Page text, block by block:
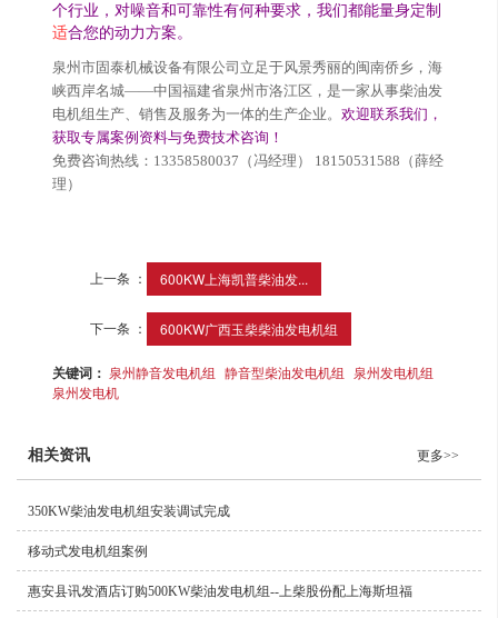
个行业，对噪音和可靠性有何种要求，我们都能量身定制
适合您的动力方案。
泉州市固泰机械设备有限公司立足于风景秀丽的闽南侨乡，海
峡西岸名城——中国福建省泉州市洛江区，是一家从事柴油发
电机组生产、销售及服务为一体的生产企业。欢迎联系我们，
获取专属案例资料与免费技术咨询！
免费咨询热线： 13358580037（冯经理） 18150531588（薛经
理）
上一条 ： 600KW上海凯普柴油发...
下一条 ： 600KW广西玉柴柴油发电机组
关键词： 泉州静音发电机组 静音型柴油发电机组 泉州发电机组
泉州发电机
相关资讯 更多>>
350KW柴油发电机组安装调试完成
移动式发电机组案例
惠安县讯发酒店订购500KW柴油发电机组--上柴股份配上海斯坦福